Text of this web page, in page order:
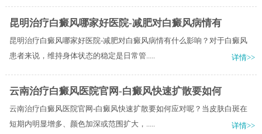
昆明治疗白癜风哪家好医院-减肥对白癜风病情有
昆明治疗白癜风哪家好医院-减肥对白癜风病情有什么影响？对于白癜风
患者来说，维持身体状态的稳定是日常管.....
详情>>
云南治疗白癜风医院官网-白癜风快速扩散要如何
云南治疗白癜风医院官网-白癜风快速扩散要如何应对呢？当皮肤白斑在
短期内明显增多、颜色加深或范围扩大，.....
详情>>